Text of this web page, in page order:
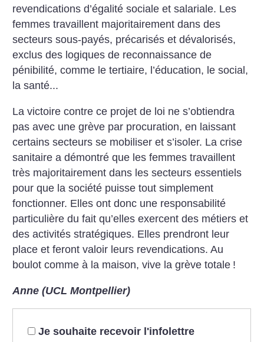
revendications d’égalité sociale et salariale. Les
femmes travaillent majoritairement dans des
secteurs sous-payés, précarisés et dévalorisés,
exclus des logiques de reconnaissance de
pénibilité, comme le tertiaire, l’éducation, le social,
la santé...
La victoire contre ce projet de loi ne s’obtiendra
pas avec une grève par procuration, en laissant
certains secteurs se mobiliser et s’isoler. La crise
sanitaire a démontré que les femmes travaillent
très majoritairement dans les secteurs essentiels
pour que la société puisse tout simplement
fonctionner. Elles ont donc une responsabilité
particulière du fait qu’elles exercent des métiers et
des activités stratégiques. Elles prendront leur
place et feront valoir leurs revendications. Au
boulot comme à la maison, vive la grève totale !
Anne (UCL Montpellier)
Je souhaite recevoir l'infolettre